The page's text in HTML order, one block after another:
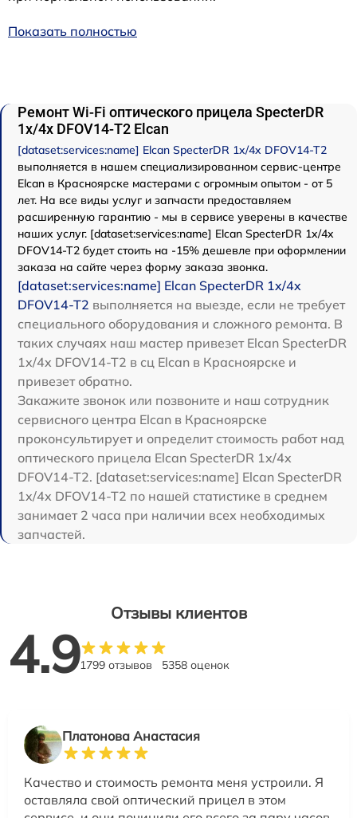
Показать полностью
Ремонт Wi-Fi оптического прицела SpecterDR
1x/4x DFOV14-T2 Elcan
[dataset:services:name] Elcan SpecterDR 1x/4x DFOV14-T2
выполняется в нашем специализированном сервис-центре
Elcan в Красноярске мастерами с огромным опытом - от 5
лет. На все виды услуг и запчасти предоставляем
расширенную гарантию - мы в сервисе уверены в качестве
наших услуг. [dataset:services:name] Elcan SpecterDR 1x/4x
DFOV14-T2 будет стоить на -15% дешевле при оформлении
заказа на сайте через форму заказа звонка.
[dataset:services:name] Elcan SpecterDR 1x/4x
DFOV14-T2 выполняется на выезде, если не требует
специального оборудования и сложного ремонта. В
таких случаях наш мастер привезет Elcan SpecterDR
1x/4x DFOV14-T2 в сц Elcan в Красноярске и
привезет обратно.
Закажите звонок или позвоните и наш сотрудник
сервисного центра Elcan в Красноярске
проконсультирует и определит стоимость работ над
оптического прицела Elcan SpecterDR 1x/4x
DFOV14-T2. [dataset:services:name] Elcan SpecterDR
1x/4x DFOV14-T2 по нашей статистике в среднем
занимает 2 часа при наличии всех необходимых
запчастей.
Отзывы клиентов
4.91799 отзывов 5358 оценок
Платонова Анастасия
Качество и стоимость ремонта меня устроили. Я
оставляла свой оптический прицел в этом